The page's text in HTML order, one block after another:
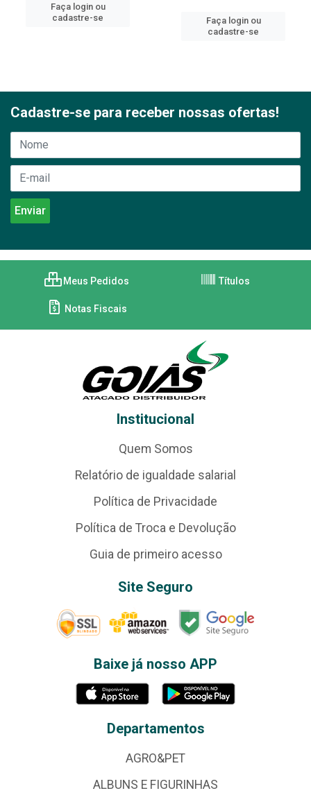
Faça login ou
cadastre-se
Faça login ou
cadastre-se
Cadastre-se para receber nossas ofertas!
Meus Pedidos Títulos
Notas Fiscais
Institucional
Quem Somos
Relatório de igualdade salarial
Política de Privacidade
Política de Troca e Devolução
Guia de primeiro acesso
Site Seguro
Baixe já nosso APP
Departamentos
AGRO&PET
ALBUNS E FIGURINHAS